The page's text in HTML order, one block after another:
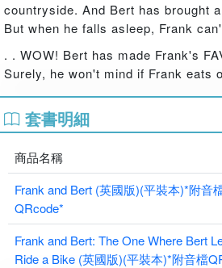
countryside. And Bert has brought
But when he falls asleep, Frank
. . WOW! Bert has made Frank's
Surely, he won't mind if Frank eats
. . or two .
. . or three .
. . This big-hearted story about
is guaranteed to get children
套書明細
商品名稱
Frank and Bert (英國版)(平裝本)*附音
QRcode*
Frank and Bert: The One Where Bert
Ride a Bike (英國版)(平裝本)*附音檔